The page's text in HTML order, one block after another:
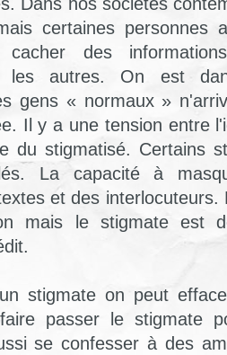
certaines personnes
des
les autres. On est
gens « normaux »
Il y a une tension entre
du stigmatisé. Certains
La capacité à
et des interlocuteurs.
mais le stigmate est
stigmate on peut
passer le stigmate
se confesser à des